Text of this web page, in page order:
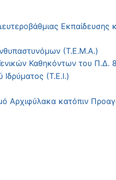
Εκπαίδευσης
(Τ.Ε.Μ.Α.)
Καθηκόντων του Π.Δ.
(Τ.Ε.Ι.)
Αρχιφύλακα κατόπιν